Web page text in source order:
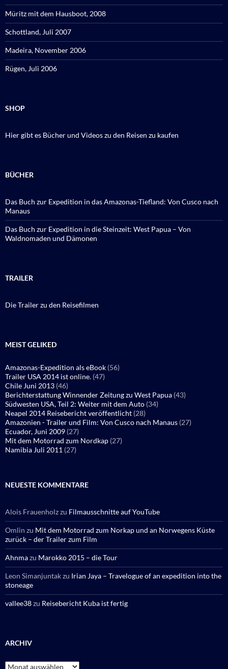
Müritz mit dem Hausboot, 2008
Schottland, Juli 2007
Madeira, November 2006
Rügen, Juli 2006
SHOP
Hier gibt es Bücher und Videos zu den Reisen zu kaufen
BÜCHER
Das Buch zur Expedition in das Amazonas-Tiefland: Von Cusco nach
Manaus
Das Buch zur Expedition in die Steinzeit: West Papua – Von
Waldnomaden und Dämonen
TRAILER
Die Trailer zu den Reisefilmen
MEIST GELIKED
Amazonas-Expedition als eBook (56)
Trailer USA 2014 ist online. (47)
Chile Juni 2013 (46)
Berichterstattung Winnender Zeitung zu West Papua (43)
Südwesten USA, Teil 2: Weiter mit dem Auto (34)
Neapel 2014 Reisebericht veröffentlicht (28)
Amazonien - Trailer und Film: Von Cusco nach Manaus (27)
Ecuador, Juni 2009 (27)
Mit dem Motorrad zum Nordkap (27)
Namibia Juli 2011 (27)
NEUESTE KOMMENTARE
Alois Frauenholzzu Filmausschnitte auf YouTube
Omlin zu Mit dem Motorrad zum Norkap und an Norwegens Küste
zurück – der Trailer zum Film
Ahnmazu Marokko 2015 – die Tour
Leon Simanjuntakzu Irian Jaya – Travelogue of an expedition into the
stoneage
vallee38zu Reisebericht Kuba ist fertig
ARCHIV
Archiv